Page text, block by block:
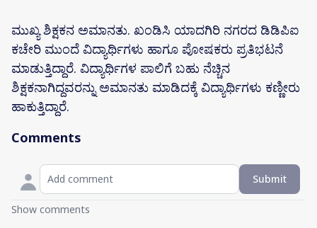
ಮುಖ್ಯ ಶಿಕ್ಷಕನ ಅಮಾನತು. ಖಂಡಿಸಿ ಯಾದಗಿರಿ ನಗರದ ಡಿಡಿಪಿಐ
ಕಚೇರಿ ಮುಂದೆ ವಿದ್ಯಾರ್ಥಿಗಳು ಹಾಗೂ ಪೋಷಕರು ಪ್ರತಿಭಟನೆ
ಮಾಡುತ್ತಿದ್ದಾರೆ. ವಿದ್ಯಾರ್ಥಿಗಳ ಪಾಲಿಗೆ ಬಹು ನೆಚ್ಚಿನ
ಶಿಕ್ಷಕನಾಗಿದ್ದವರನ್ನು ಅಮಾನತು ಮಾಡಿದಕ್ಕೆ ವಿದ್ಯಾರ್ಥಿಗಳು ಕಣ್ಣೀರು
ಹಾಕುತ್ತಿದ್ದಾರೆ.
Comments
Submit
Show comments